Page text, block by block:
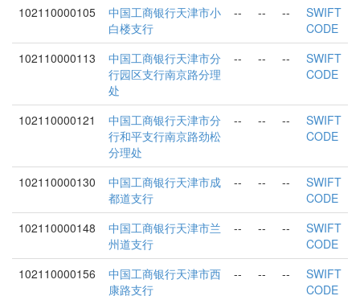
102110000105
中国工商银行天津市小
白楼支行
-- -- --
SWIFT
CODE
102110000113
中国工商银行天津市分
行园区支行南京路分理
处
-- -- --
SWIFT
CODE
102110000121
中国工商银行天津市分
行和平支行南京路劲松
分理处
-- -- --
SWIFT
CODE
102110000130
中国工商银行天津市成
都道支行
-- -- --
SWIFT
CODE
102110000148
中国工商银行天津市兰
州道支行
-- -- --
SWIFT
CODE
102110000156
中国工商银行天津市西
康路支行
-- -- --
SWIFT
CODE